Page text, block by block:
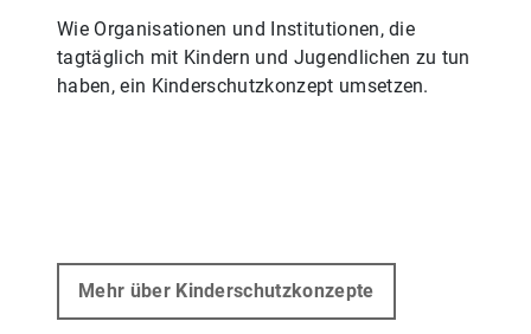
Wie Organisationen und Institutionen, die
tagtäglich mit Kindern und Jugendlichen zu tun
haben, ein Kinderschutzkonzept umsetzen.
Mehr über Kinderschutzkonzepte